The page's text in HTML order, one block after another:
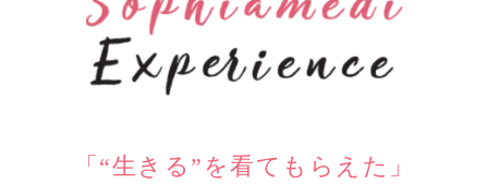
「“生きる”を看てもらえた」